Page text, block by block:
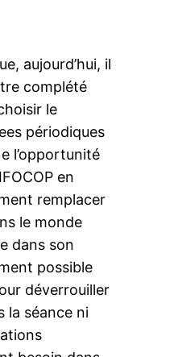
aujourd’hui, il
complété
le
périodiques
l’opportunité
en
remplacer
le monde
dans son
possible
déverrouiller
la séance ni